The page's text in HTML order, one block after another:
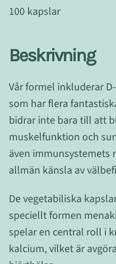
100 kapslar
Beskrivning
Vår formel inkluderar
som har flera
bidrar inte bara till att
muskelfunktion och
även immunsystemets
allmän känsla av
De vegetabiliska
speciellt formen
spelar en central roll i
kalcium, vilket är